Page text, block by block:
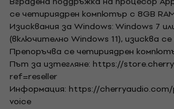
се четириядрен компютър с 8GB
Изисквания за Windows: Windows 7
(включително Windows 11), изисква
Препоръчва се четириядрен
Път за изтегляне: https://
ref=reseller
Информация: https://
voice